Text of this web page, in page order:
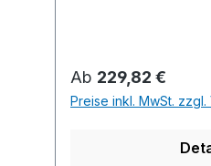
50 mm mit Einstellmaß.
Zum bezugsfreien
Zahnweiten von
Auch geeignet zur
Regulärer Preis:
Ab 229,82 €
Preise inkl. MwSt.